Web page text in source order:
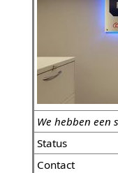
We hebben een
Status
Contact